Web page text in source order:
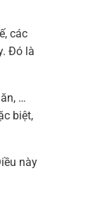
các
Đó là
…
biệt,
này